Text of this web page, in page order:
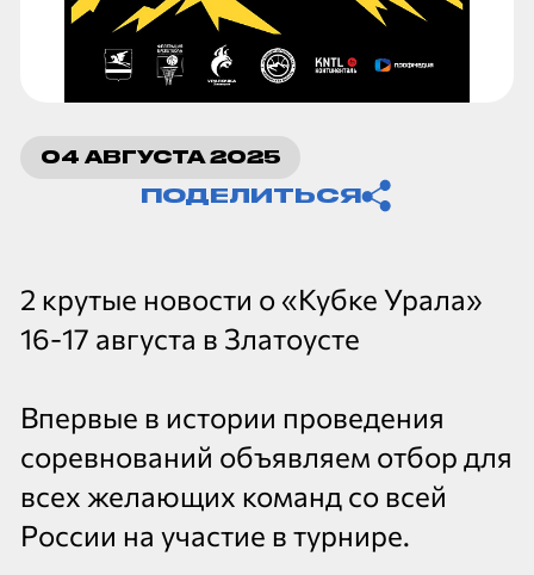
04 АВГУСТА 2025
ПОДЕЛИТЬСЯ
2 крутые новости о «Кубке Урала»
16-17 августа в Златоусте
Впервые в истории проведения
соревнований объявляем отбор для
всех желающих команд со всей
России на участие в турнире.